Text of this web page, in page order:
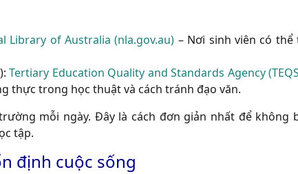
Library of Australia (nla.gov.au) – Nơi sinh viên có
Tertiary Education Quality and Standards Agency
thực trong học thuật và cách tránh đạo văn.
mỗi ngày. Đây là cách đơn giản nhất để không
tập.
định cuộc sống